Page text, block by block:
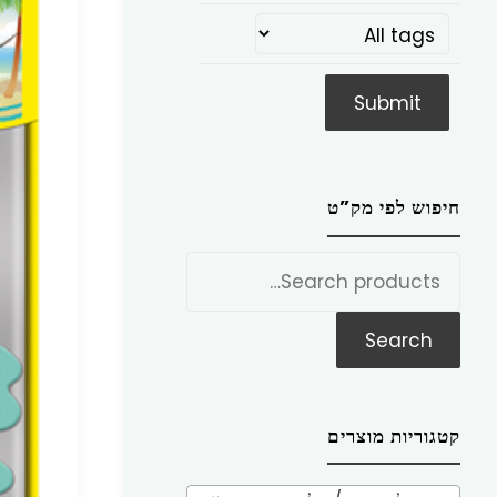
חיפוש לפי מק”ט
Search
קטגוריות מוצרים